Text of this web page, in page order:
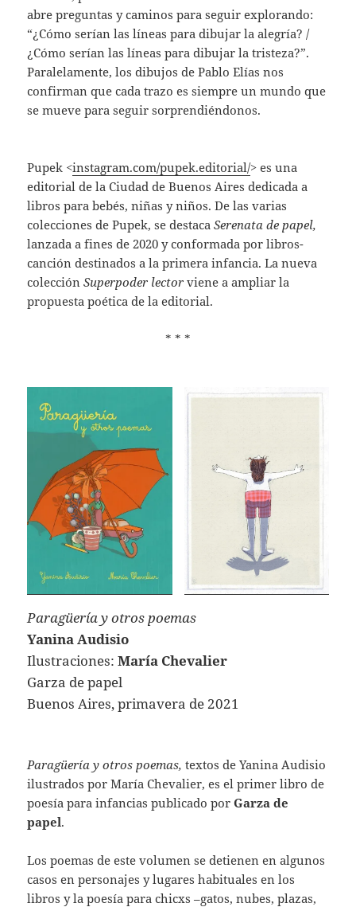
abre preguntas y caminos para seguir explorando:
“¿Cómo serían las líneas para dibujar la alegría? /
¿Cómo serían las líneas para dibujar la tristeza?”.
Paralelamente, los dibujos de Pablo Elías nos
confirman que cada trazo es siempre un mundo que
se mueve para seguir sorprendiéndonos.
Pupek <instagram.com/pupek.editorial/> es una
editorial de la Ciudad de Buenos Aires dedicada a
libros para bebés, niñas y niños. De las varias
colecciones de Pupek, se destacaSerenata de papel,
lanzada a fines de 2020 y conformada por libros-
canción destinados a la primera infancia. La nueva
colecciónSuperpoder lector viene a ampliar la
propuesta poética de la editorial.
* * *
Paragüería y otros poemas
Yanina Audisio
Ilustraciones:María Chevalier
Garza de papel
Buenos Aires, primavera de 2021
Paragüería y otros poemas, textos de Yanina Audisio
ilustrados por María Chevalier, es el primer libro de
poesía para infancias publicado porGarza de
papel.
Los poemas de este volumen se detienen en algunos
casos en personajes y lugares habituales en los
libros y la poesía para chicxs –gatos, nubes, plazas,